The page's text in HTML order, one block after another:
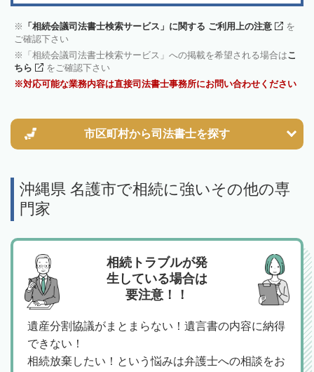
「相続会議司法書士検索サービス」に関する ご利用上の注意
を
ご確認下さい
「相続会議司法書士検索サービス」への掲載を希望される場合はこ
ちら
をご確認下さい
対応可能な業務内容は直接司法書士事務所にお問い合わせください
市区町村から司法書士を探す
沖縄県 名護市で相続に強いその他の専
門家
相続トラブルが発
生している場合は
要注意！！
遺産分割協議がまとまらない！遺言書の内容に納得
できない！
相続放棄したい！という悩みは弁護士への相談をお